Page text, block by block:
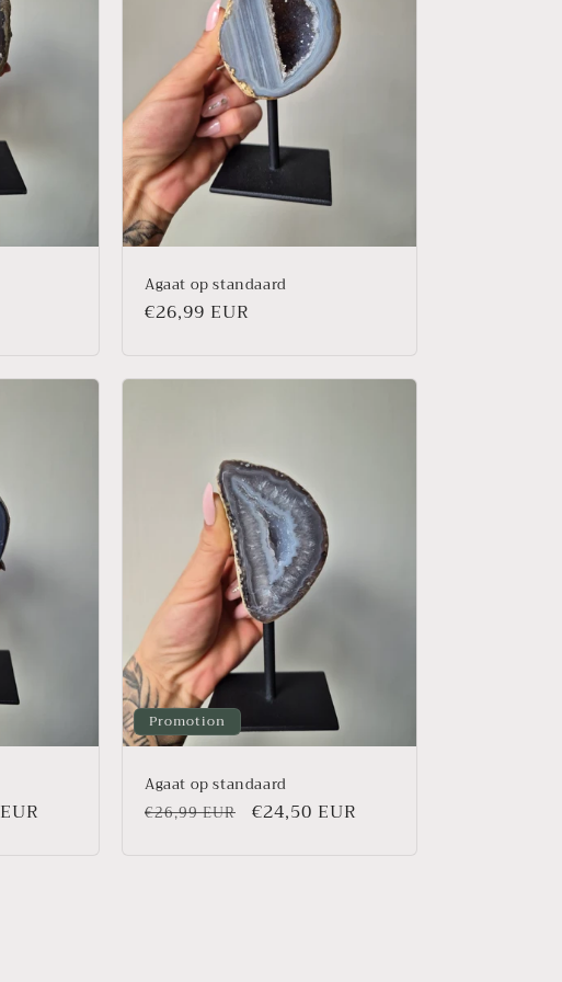
Agaat op standaard
Prix
€26,99 EUR
Promotion
Agaat op standaard
Prix
€26,99 EUR
Prix
€24,50 EUR